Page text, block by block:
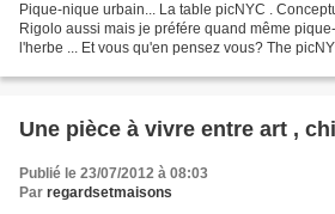
Pique-nique urbain... La table picNYC .
Rigolo aussi mais je préfére quand même
l'herbe ... Et vous qu'en pensez vous? The
Une pièce à vivre entre art ,
Publié le 23/07/2012 à 08:03
Par regardsetmaisons